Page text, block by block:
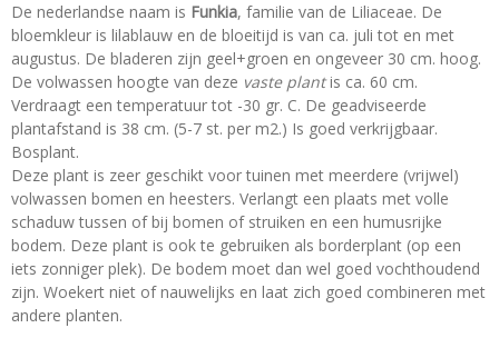
De nederlandse naam is Funkia, familie van de Liliaceae. De
bloemkleur is lilablauw en de bloeitijd is van ca. juli tot en met
augustus. De bladeren zijn geel+groen en ongeveer 30 cm. hoog.
De volwassen hoogte van deze vaste plantis ca. 60 cm.
Verdraagt een temperatuur tot -30 gr. C. De geadviseerde
plantafstand is 38 cm. (5-7 st. per m2.) Is goed verkrijgbaar.
Bosplant.
Deze plant is zeer geschikt voor tuinen met meerdere (vrijwel)
volwassen bomen en heesters. Verlangt een plaats met volle
schaduw tussen of bij bomen of struiken en een humusrijke
bodem. Deze plant is ook te gebruiken als borderplant (op een
iets zonniger plek). De bodem moet dan wel goed vochthoudend
zijn. Woekert niet of nauwelijks en laat zich goed combineren met
andere planten.